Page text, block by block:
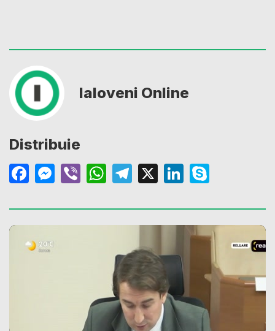
Ialoveni Online
Distribuie
Facebook
Messenger
ViberWhatsApp
Telegram
X LinkedIn